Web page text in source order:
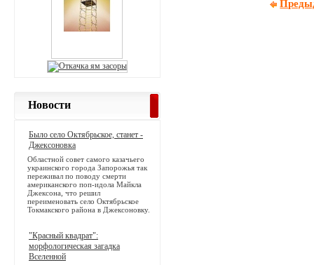
Новости
Было село Октябрьское, станет -
Джексоновка
Областной совет самого казачьего
украинского города Запорожья так
переживал по поводу смерти
американского поп-идола Майкла
Джексона, что решил
переименовать село Октябрьское
Токмакского района в Джексоновку.
"Красный квадрат":
морфологическая загадка
Вселенной